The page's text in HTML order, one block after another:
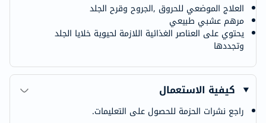
العلاج الموضعي للحروق ,الجروح وقرح الجلد
مرهم عشبي طبيعي
يحتوي على العناصر الغذائية اللازمة لحيوية خلايا الجلد
وتجددها
كيفية الاستعمال
راجع نشرات الحزمة للحصول على التعليمات.